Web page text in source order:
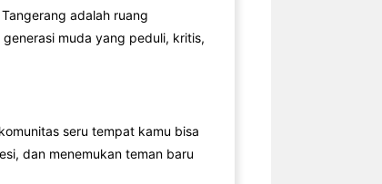
adalah ruang
muda yang peduli, kritis,
seru tempat kamu bisa
dan menemukan teman baru